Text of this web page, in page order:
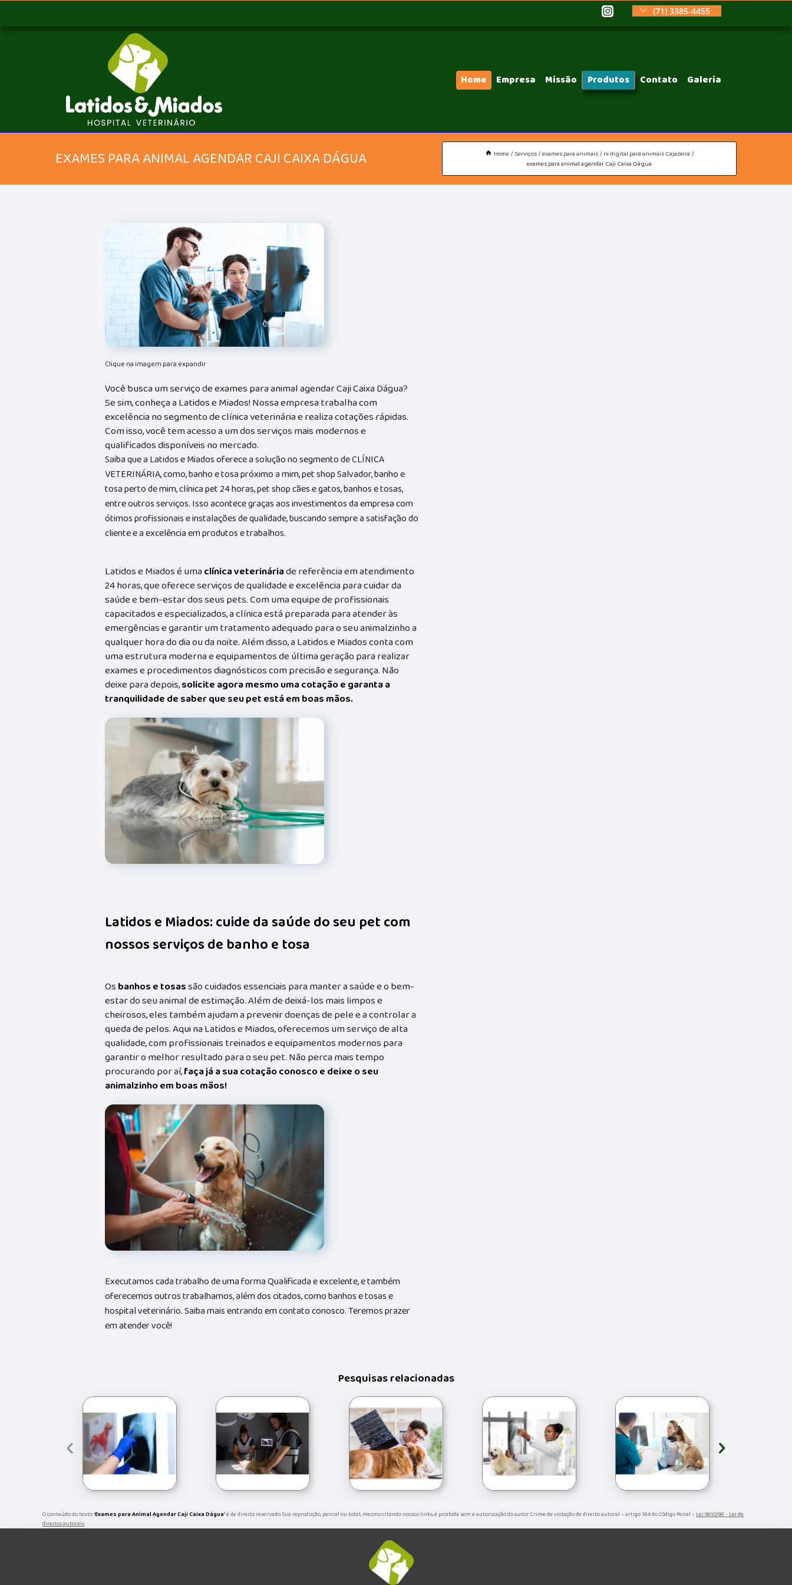
(71) 3385-4455
Home Empresa Missão Produtos Contato Galeria
EXAMES PARA ANIMAL AGENDAR CAJI CAIXA DÁGUA Home Serviços exames para animais rx digital para animais Cajazeira
exames para animal agendar Caji Caixa Dágua
Clique na imagem para expandir
Você busca um serviço de exames para animal agendar Caji Caixa Dágua?
Se sim, conheça a Latidos e Miados! Nossa empresa trabalha com
excelência no segmento de clínica veterinária e realiza cotações rápidas.
Com isso, você tem acesso a um dos serviços mais modernos e
qualificados disponíveis no mercado.
Saiba que a Latidos e Miados oferece a solução no segmento de CLÍNICA
VETERINÁRIA, como, banho e tosa próximo a mim, pet shop Salvador, banho e
tosa perto de mim, clínica pet 24 horas, pet shop cães e gatos, banhos e tosas,
entre outros serviços. Isso acontece graças aos investimentos da empresa com
ótimos profissionais e instalações de qualidade, buscando sempre a satisfação do
cliente e a excelência em produtos e trabalhos.
Latidos e Miados é umaclínica veterináriade referência em atendimento
24 horas, que oferece serviços de qualidade e excelência para cuidar da
saúde e bem-estar dos seus pets. Com uma equipe de profissionais
capacitados e especializados, a clínica está preparada para atender às
emergências e garantir um tratamento adequado para o seu animalzinho a
qualquer hora do dia ou da noite. Além disso, a Latidos e Miados conta com
uma estrutura moderna e equipamentos de última geração para realizar
exames e procedimentos diagnósticos com precisão e segurança. Não
deixe para depois,solicite agora mesmo uma cotação e garanta a
tranquilidade de saber que seu pet está em boas mãos.
Latidos e Miados: cuide da saúde do seu pet com
nossos serviços de banho e tosa
Osbanhos e tosassão cuidados essenciais para manter a saúde e o bem-
estar do seu animal de estimação. Além de deixá-los mais limpos e
cheirosos, eles também ajudam a prevenir doenças de pele e a controlar a
queda de pelos. Aqui na Latidos e Miados, oferecemos um serviço de alta
qualidade, com profissionais treinados e equipamentos modernos para
garantir o melhor resultado para o seu pet. Não perca mais tempo
procurando por aí,faça já a sua cotação conosco e deixe o seu
animalzinho em boas mãos!
Executamos cada trabalho de uma forma Qualificada e excelente, e também
oferecemos outros trabalhamos, além dos citados, como banhos e tosas e
hospital veterinário. Saiba mais entrando em contato conosco. Teremos prazer
em atender você!
Pesquisas relacionadas
‹ ›
O conteúdo do texto "Exames para Animal Agendar Caji Caixa Dágua" é de direito reservado. Sua reprodução, parcial ou total, mesmo citando nossos links, é proibida sem a autorização do autor. Crime de violação de direito autoral – artigo 184 do Código Penal –Lei 9610/98 - Lei de
direitos autorais.